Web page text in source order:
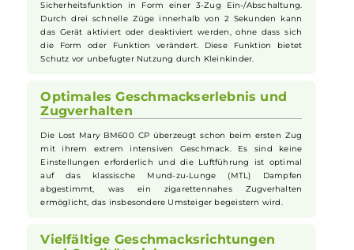
in anderen Ländern sehr beliebt und ist nun auch in
Deutschland erhältlich. Mit ihrer handlichen Form und ihrem
farbenfrohen Design passt sie sich angenehm an die Hand an
und findet auch in engen Taschen problemlos Platz.
Clevere Sicherheitsfunktion
Die Lost MaryBM600CP verfügt über eine intelligente
Sicherheitsfunktion in Form einer 3-Zug Ein-/Abschaltung.
Durch drei schnelle Züge innerhalb von 2 Sekunden kann
das Gerät aktiviert oder deaktiviert werden, ohne dass sich
die Form oder Funktion verändert. Diese Funktion bietet
Schutz vor unbefugter Nutzung durch Kleinkinder.
Optimales Geschmackserlebnis und